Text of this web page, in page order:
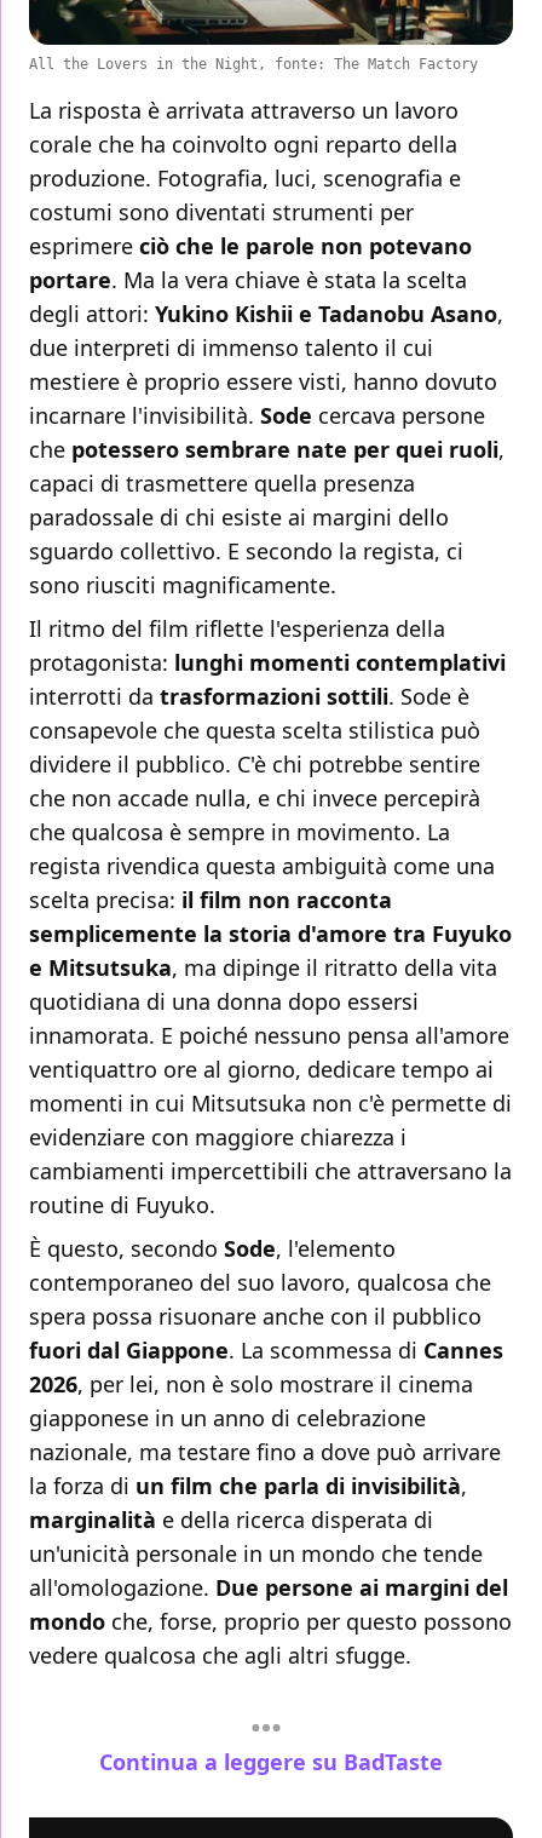
All the Lovers in the Night, fonte: The Match Factory
La risposta è arrivata attraverso un lavoro
corale che ha coinvolto ogni reparto della
produzione. Fotografia, luci, scenografia e
costumi sono diventati strumenti per
esprimere ciò che le parole non potevano
portare. Ma la vera chiave è stata la scelta
degli attori: Yukino Kishii e Tadanobu Asano,
due interpreti di immenso talento il cui
mestiere è proprio essere visti, hanno dovuto
incarnare l'invisibilità. Sode cercava persone
che potessero sembrare nate per quei ruoli,
capaci di trasmettere quella presenza
paradossale di chi esiste ai margini dello
sguardo collettivo. E secondo la regista, ci
sono riusciti magnificamente.
Il ritmo del film riflette l'esperienza della
protagonista: lunghi momenti contemplativi
interrotti da trasformazioni sottili. Sode è
consapevole che questa scelta stilistica può
dividere il pubblico. C'è chi potrebbe sentire
che non accade nulla, e chi invece percepirà
che qualcosa è sempre in movimento. La
regista rivendica questa ambiguità come una
scelta precisa: il film non racconta
semplicemente la storia d'amore tra Fuyuko
e Mitsutsuka, ma dipinge il ritratto della vita
quotidiana di una donna dopo essersi
innamorata. E poiché nessuno pensa all'amore
ventiquattro ore al giorno, dedicare tempo ai
momenti in cui Mitsutsuka non c'è permette di
evidenziare con maggiore chiarezza i
cambiamenti impercettibili che attraversano la
routine di Fuyuko.
È questo, secondo Sode, l'elemento
contemporaneo del suo lavoro, qualcosa che
spera possa risuonare anche con il pubblico
fuori dal Giappone. La scommessa di Cannes
2026, per lei, non è solo mostrare il cinema
giapponese in un anno di celebrazione
nazionale, ma testare fino a dove può arrivare
la forza di un film che parla di invisibilità,
marginalità e della ricerca disperata di
un'unicità personale in un mondo che tende
all'omologazione. Due persone ai margini del
mondo che, forse, proprio per questo possono
vedere qualcosa che agli altri sfugge.
Continua a leggere su BadTaste